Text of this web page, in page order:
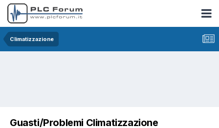
Climatizzazione
Guasti/Problemi Climatizzazione